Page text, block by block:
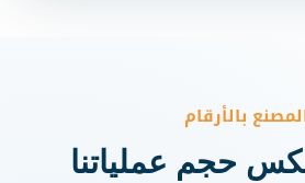
بالأرقام
حجم عملياتنا